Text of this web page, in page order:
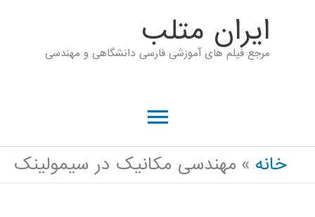
ايران متلب
مرجع فیلم های آموزشی فارسی دانشگاهی و مهندسی
فهرست
اصلی
خانه مهندسی مکانیک در سیمولینک